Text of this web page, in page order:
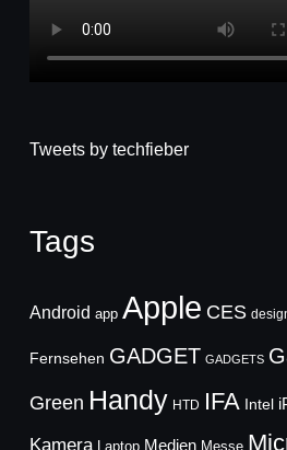
Tweets by techfieber
Tags
Android app Apple CES
Fernsehen GADGET GADGETS
Green Handy HTD IFA Intel
Kamera Laptop Medien Messe